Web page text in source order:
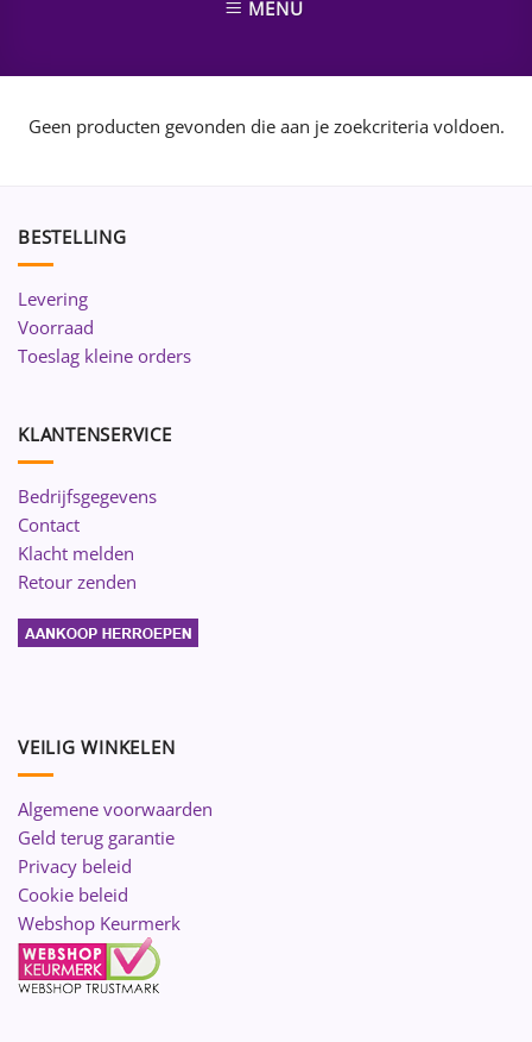
MENU
Geen producten gevonden die aan je zoekcriteria voldoen.
BESTELLING
Levering
Voorraad
Toeslag kleine orders
KLANTENSERVICE
Bedrijfsgegevens
Contact
Klacht melden
Retour zenden
VEILIG WINKELEN
Algemene voorwaarden
Geld terug garantie
Privacy beleid
Cookie beleid
Webshop Keurmerk